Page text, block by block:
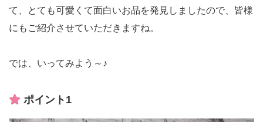
て、とても可愛くて面白いお品を発見しましたので、皆様
にもご紹介させていただきますね。
では、いってみよう～♪
ポイント1